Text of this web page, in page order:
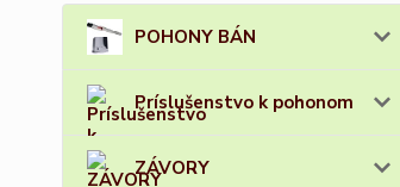
POHONY BÁN
Príslušenstvo k pohonom
ZÁVORY